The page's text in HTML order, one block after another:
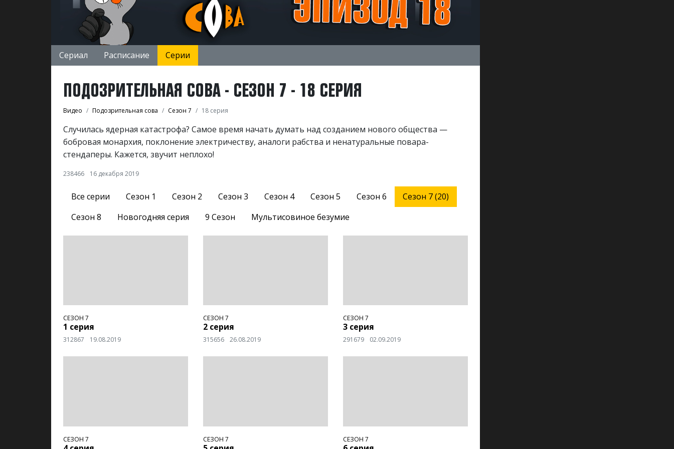
Сериал Расписание Серии
ПОДОЗРИТЕЛЬНАЯ СОВА - СЕЗОН 7 - 18 СЕРИЯ
Видео Подозрительная сова Сезон 7 18 серия
Случилась ядерная катастрофа? Самое время начать думать над созданием нового общества —
бобровая монархия, поклонение электричеству, аналоги рабства и ненатуральные повара-
стендаперы. Кажется, звучит неплохо!
238466 16 декабря 2019
Все серии Сезон 1 Сезон 2 Сезон 3 Сезон 4 Сезон 5 Сезон 6
Сезон 7 (20)
Сезон 8
Новогодняя серия 9 Сезон Мультисовиное безумие
СЕЗОН 7
1 серия
312867 19.08.2019
СЕЗОН 7
2 серия
315656 26.08.2019
СЕЗОН 7
3 серия
291679 02.09.2019
СЕЗОН 7 СЕЗОН 7 СЕЗОН 7